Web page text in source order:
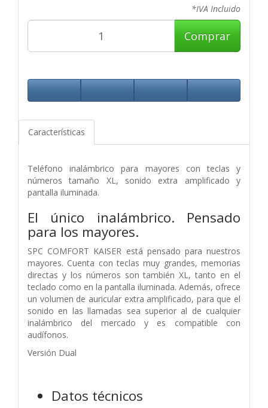
*IVA Incluido
Comprar
Características
Teléfono inalámbrico para mayores con teclas y
números tamaño XL, sonido extra amplificado y
pantalla iluminada.
El único inalámbrico. Pensado
para los mayores.
SPC COMFORT KAISER está pensado para nuestros
mayores. Cuenta con teclas muy grandes, memorias
directas y los números son también XL, tanto en el
teclado como en la pantalla iluminada. Además, ofrece
un volumen de auricular extra amplificado, para que el
sonido en las llamadas sea superior al de cualquier
inalámbrico del mercado y es compatible con
audífonos.
Versión Dual
Datos técnicos